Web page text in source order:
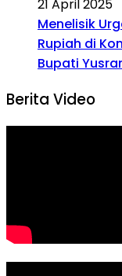
21 April 2025
Menelisik
Rupiah di
Bupati
Berita Video